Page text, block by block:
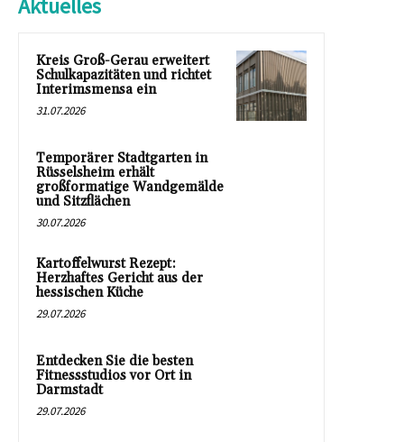
Kreis Groß-Gerau erweitert
Schulkapazitäten und richtet
Interimsmensa ein
31.07.2026
Temporärer Stadtgarten in
Rüsselsheim erhält
großformatige Wandgemälde
und Sitzflächen
30.07.2026
Kartoffelwurst Rezept:
Herzhaftes Gericht aus der
hessischen Küche
29.07.2026
Entdecken Sie die besten
Fitnessstudios vor Ort in
Darmstadt
29.07.2026